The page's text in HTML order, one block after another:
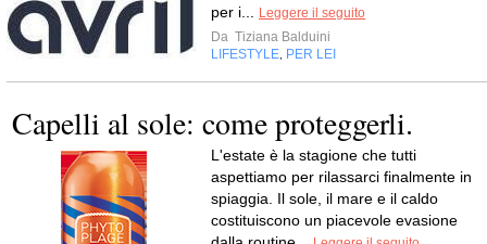
per i...
Leggere il seguito
Da Tiziana Balduini
LIFESTYLE PER LEI
Capelli al sole: come proteggerli.
L'estate è la stagione che tutti
aspettiamo per rilassarci finalmente in
spiaggia. Il sole, il mare e il caldo
costituiscono un piacevole evasione